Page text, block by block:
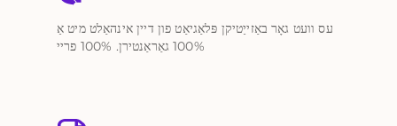
עס וועט גאָר באַזייַטיקן פּלאַגיאַט פון דיין אינהאַלט מיט אַ
100% גאַראַנטירן. 100% פריי